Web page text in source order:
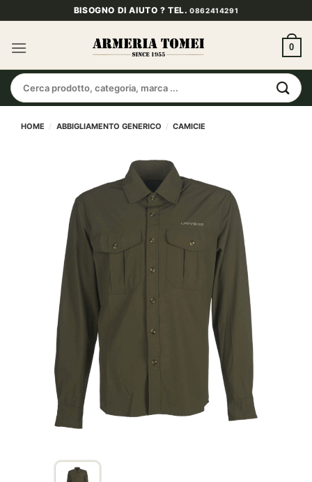
ai
contenuti
BISOGNO DI AIUTO ? TEL.0862414291
0
Cerca:
HOME / ABBIGLIAMENTO GENERICO / CAMICIE